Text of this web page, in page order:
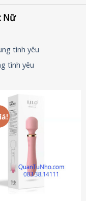
Nữ
tình yêu
tình yêu